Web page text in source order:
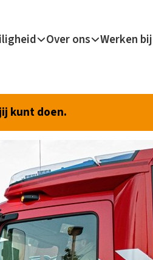
Over ons Werken bij
kunt doen.